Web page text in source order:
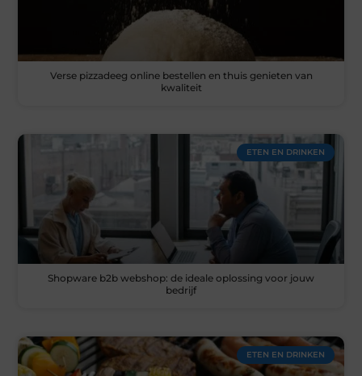
Verse pizzadeeg online bestellen en thuis genieten van
kwaliteit
ETEN EN DRINKEN
Shopware b2b webshop: de ideale oplossing voor jouw
bedrijf
ETEN EN DRINKEN